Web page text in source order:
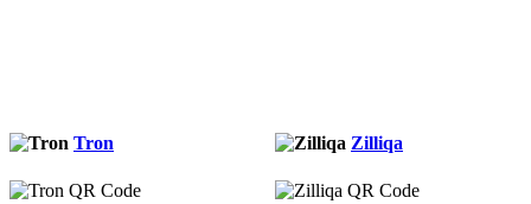
Tron Zilliqa